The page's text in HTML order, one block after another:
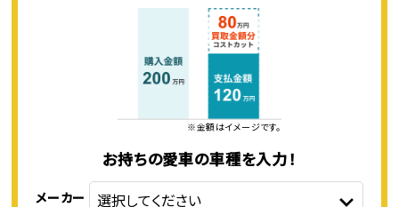
※金額はイメージです。
お持ちの愛車の車種を入力！
メーカー